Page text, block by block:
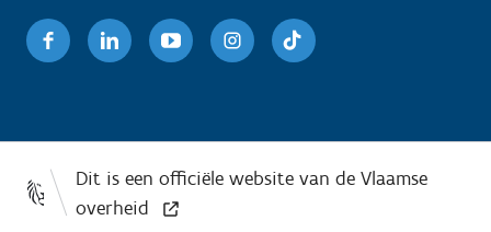
FacebookLinkedinYoutubeInstagram